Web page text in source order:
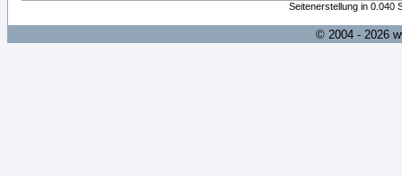
Seitenerstellung in 0.040
© 2004 - 2026